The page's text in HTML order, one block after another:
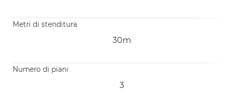
Metri di stenditura
30m
Numero di piani
3